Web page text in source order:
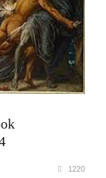
1220